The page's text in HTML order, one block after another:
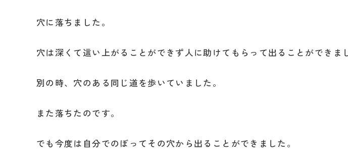
穴に落ちました。
穴は深くて這い上がることができず人に助けてもらって出ることができま
別の時、穴のある同じ道を歩いていました。
また落ちたのです。
でも今度は自分でのぼってその穴から出ることができました。